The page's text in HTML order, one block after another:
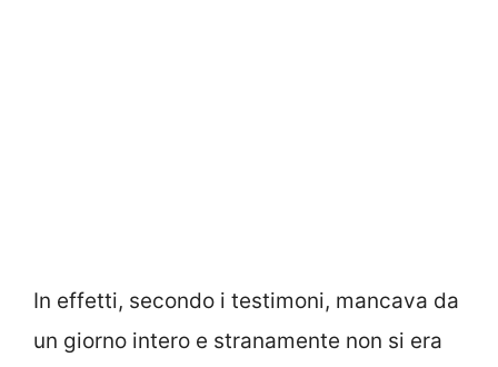
In effetti, secondo i testimoni, mancava da
un giorno intero e stranamente non si era